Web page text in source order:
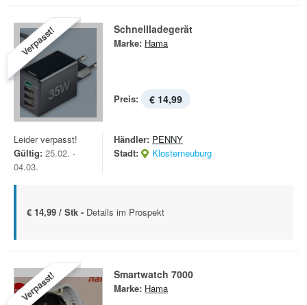
Verpasst! Schnellladegerät
Marke: Hama
Preis: € 14,99
Leider verpasst!
Gültig: 25.02. -
04.03.
Händler: PENNY
Stadt:
Klosterneuburg
€ 14,99 / Stk - Details im Prospekt
Verpasst! Smartwatch 7000
Marke: Hama